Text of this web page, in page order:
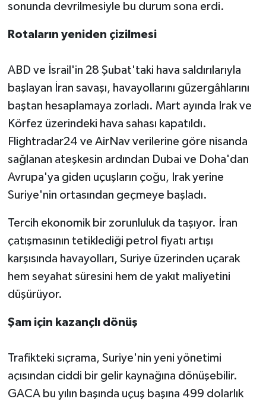
sonunda devrilmesiyle bu durum sona erdi.
Rotaların yeniden çizilmesi
ABD ve İsrail'in 28 Şubat'taki hava saldırılarıyla
başlayan İran savaşı, havayollarını güzergâhlarını
baştan hesaplamaya zorladı. Mart ayında Irak ve
Körfez üzerindeki hava sahası kapatıldı.
Flightradar24 ve AirNav verilerine göre nisanda
sağlanan ateşkesin ardından Dubai ve Doha'dan
Avrupa'ya giden uçuşların çoğu, Irak yerine
Suriye'nin ortasından geçmeye başladı.
Tercih ekonomik bir zorunluluk da taşıyor. İran
çatışmasının tetiklediği petrol fiyatı artışı
karşısında havayolları, Suriye üzerinden uçarak
hem seyahat süresini hem de yakıt maliyetini
düşürüyor.
Şam için kazançlı dönüş
Trafikteki sıçrama, Suriye'nin yeni yönetimi
açısından ciddi bir gelir kaynağına dönüşebilir.
GACA bu yılın başında uçuş başına 499 dolarlık